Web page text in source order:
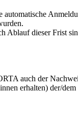
Ablauf dieser Frist
auch der
erhalten) der/